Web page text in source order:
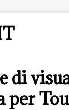
di
per